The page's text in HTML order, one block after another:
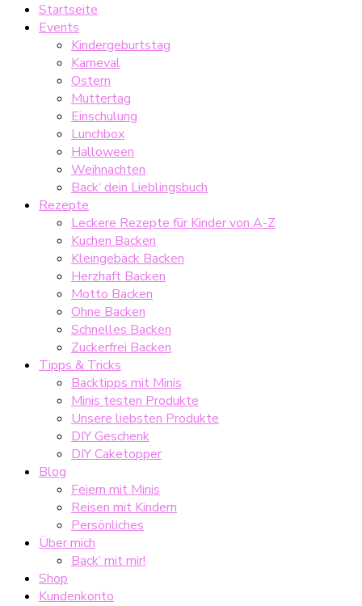
Startseite
Events
Kindergeburtstag
Karneval
Ostern
Muttertag
Einschulung
Lunchbox
Halloween
Weihnachten
Back‘ dein Lieblingsbuch
Rezepte
Leckere Rezepte für Kinder von A-Z
Kuchen Backen
Kleingebäck Backen
Herzhaft Backen
Motto Backen
Ohne Backen
Schnelles Backen
Zuckerfrei Backen
Tipps & Tricks
Backtipps mit Minis
Minis testen Produkte
Unsere liebsten Produkte
DIY Geschenk
DIY Caketopper
Blog
Feiern mit Minis
Reisen mit Kindern
Persönliches
Über mich
Back’ mit mir!
Shop
Kundenkonto